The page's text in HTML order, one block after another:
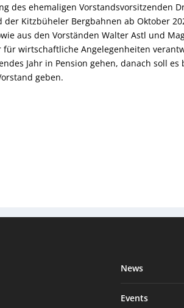
des ehemaligen Vorstandsvorsitzenden
Kitzbüheler Bergbahnen ab Oktober
aus den Vorständen Walter Astl und
für wirtschaftliche Angelegenheiten
Jahr in Pension gehen, danach soll
geben.
News
Events